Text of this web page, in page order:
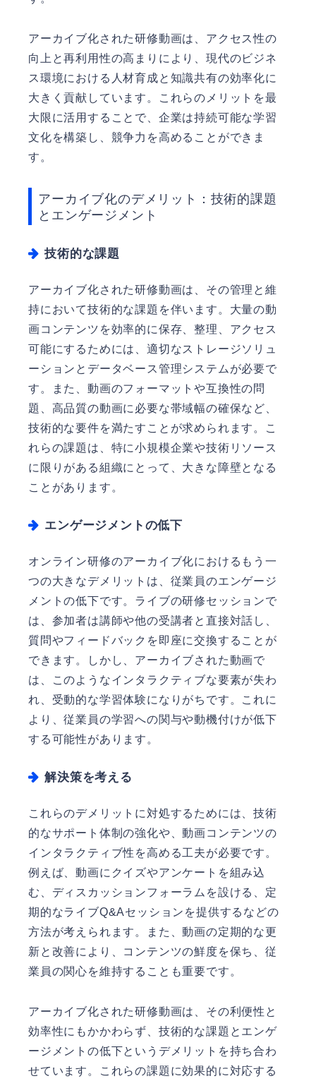
アーカイブ化された研修動画は、アクセス性の
向上と再利用性の高まりにより、現代のビジネ
ス環境における人材育成と知識共有の効率化に
大きく貢献しています。これらのメリットを最
大限に活用することで、企業は持続可能な学習
文化を構築し、競争力を高めることができま
す。
アーカイブ化のデメリット：技術的課題
とエンゲージメント
技術的な課題
アーカイブ化された研修動画は、その管理と維
持において技術的な課題を伴います。大量の動
画コンテンツを効率的に保存、整理、アクセス
可能にするためには、適切なストレージソリュ
ーションとデータベース管理システムが必要で
す。また、動画のフォーマットや互換性の問
題、高品質の動画に必要な帯域幅の確保など、
技術的な要件を満たすことが求められます。こ
れらの課題は、特に小規模企業や技術リソース
に限りがある組織にとって、大きな障壁となる
ことがあります。
エンゲージメントの低下
オンライン研修のアーカイブ化におけるもう一
つの大きなデメリットは、従業員のエンゲージ
メントの低下です。ライブの研修セッションで
は、参加者は講師や他の受講者と直接対話し、
質問やフィードバックを即座に交換することが
できます。しかし、アーカイブされた動画で
は、このようなインタラクティブな要素が失わ
れ、受動的な学習体験になりがちです。これに
より、従業員の学習への関与や動機付けが低下
する可能性があります。
解決策を考える
これらのデメリットに対処するためには、技術
的なサポート体制の強化や、動画コンテンツの
インタラクティブ性を高める工夫が必要です。
例えば、動画にクイズやアンケートを組み込
む、ディスカッションフォーラムを設ける、定
期的なライブQ&Aセッションを提供するなどの
方法が考えられます。また、動画の定期的な更
新と改善により、コンテンツの鮮度を保ち、従
業員の関心を維持することも重要です。
アーカイブ化された研修動画は、その利便性と
効率性にもかかわらず、技術的な課題とエンゲ
ージメントの低下というデメリットを持ち合わ
せています。これらの課題に効果的に対応する